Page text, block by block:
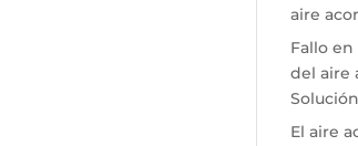
aire
Fallo
del aire
Solución
El aire